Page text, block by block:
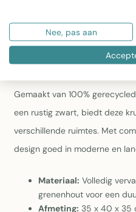
Praktisch gewicht:Met
gebouwd en
Kruk Will Pine Wood Zwart
Gemaakt van 100%
een rustig zwart, biedt deze
verschillende ruimtes. Met
design goed in moderne en
Materiaal: Volledig
grenenhout voor een
Afmeting: 35 x 40 x 35
Nee, pas aan